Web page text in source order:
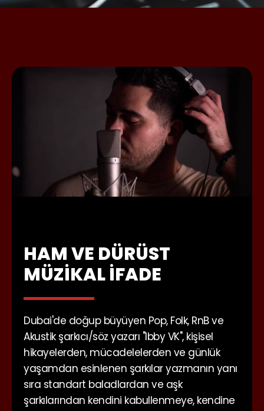
HAM VE DÜRÜST
MÜZIKAL İFADE
Dubai'de doğup büyüyen Pop, Folk, RnB ve
Akustik şarkıcı/söz yazarı "Ibby VK", kişisel
hikayelerden, mücadelelerden ve günlük
yaşamdan esinlenen şarkılar yazmanın yanı
sıra standart baladlardan ve aşk
şarkılarından kendini kabullenmeye, kendine